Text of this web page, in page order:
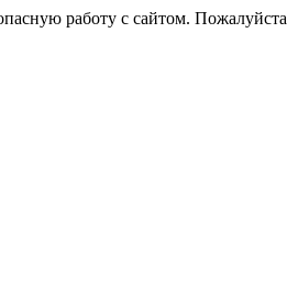
работу с сайтом. Пожалуйста